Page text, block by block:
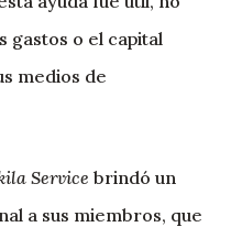
gastos o el capital
medios de
Service brindó un
a sus miembros, que